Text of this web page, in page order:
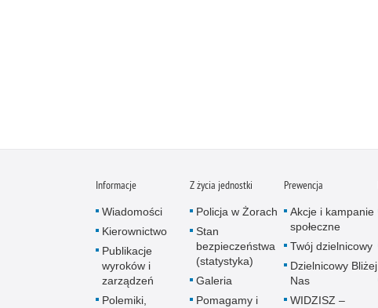
Informacje
Wiadomości
Kierownictwo
Publikacje
wyroków i
zarządzeń
Polemiki,
Z życia jednostki
Policja w Żorach
Stan
bezpieczeństwa
(statystyka)
Galeria
Pomagamy i
Prewencja
Akcje i kampanie
społeczne
Twój dzielnicowy
Dzielnicowy Bliżej
Nas
WIDZISZ –